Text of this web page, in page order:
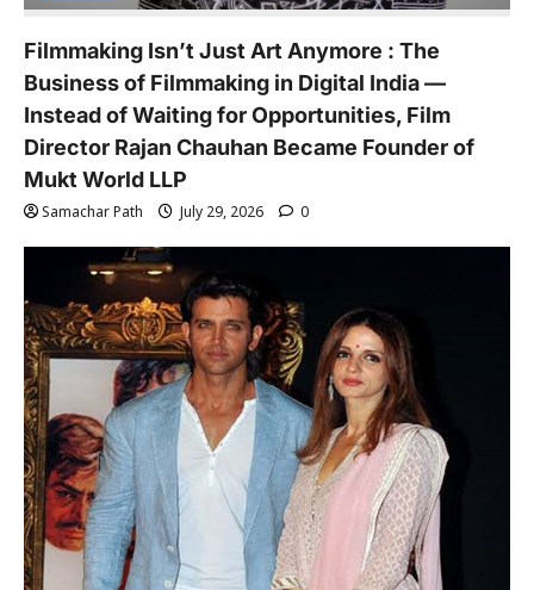
Filmmaking Isn’t Just Art Anymore : The
Business of Filmmaking in Digital India —
Instead of Waiting for Opportunities, Film
Director Rajan Chauhan Became Founder of
Mukt World LLP
Samachar Path July 29, 2026 0